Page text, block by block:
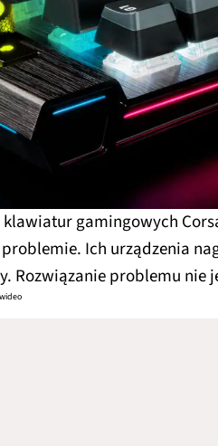
gamingowych
Ich urządzenia
Rozwiązanie problemu nie